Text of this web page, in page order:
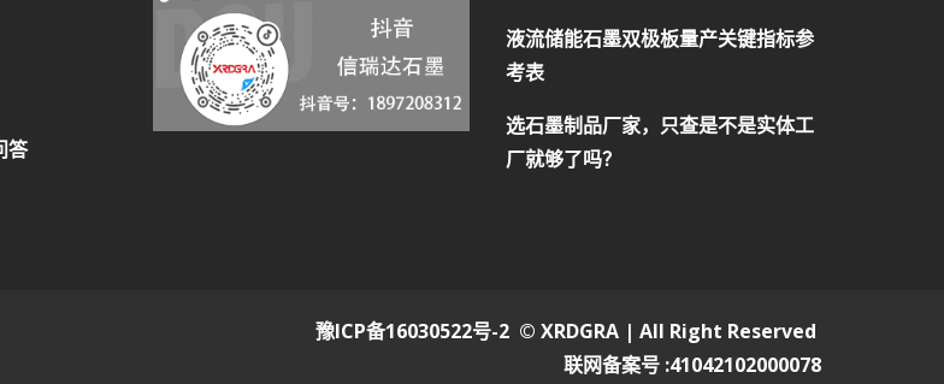
答
液流储能石墨双极板量产关键指标参
考表
选石墨制品厂家，只查是不是实体工
厂就够了吗？
豫ICP备16030522号-2 © XRDGRA | All Right Reserved
联网备案号 :41042102000078